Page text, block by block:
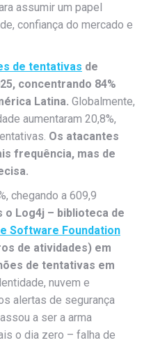
assumir um papel
confiança do mercado e
de tentativas de
concentrando 84%
Latina. Globalmente,
aumentaram 20,8%,
Os atacantes
frequência, mas de
chegando a 609,9
o Log4j – biblioteca de
Software Foundation
de atividades) em
de tentativas em
nuvem e
alertas de segurança
a ser a arma
o dia zero – falha de